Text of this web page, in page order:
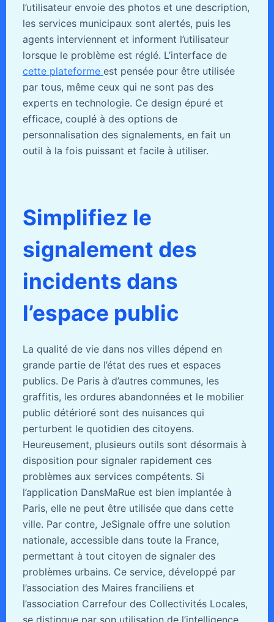
l’utilisateur envoie des photos et une description,
les services municipaux sont alertés, puis les
agents interviennent et informent l’utilisateur
lorsque le problème est réglé. L’interface de
cette plateforme est pensée pour être utilisée
par tous, même ceux qui ne sont pas des
experts en technologie. Ce design épuré et
efficace, couplé à des options de
personnalisation des signalements, en fait un
outil à la fois puissant et facile à utiliser.
Simplifiez le
signalement des
incidents dans
l’espace public
La qualité de vie dans nos villes dépend en
grande partie de l’état des rues et espaces
publics. De Paris à d’autres communes, les
graffitis, les ordures abandonnées et le mobilier
public détérioré sont des nuisances qui
perturbent le quotidien des citoyens.
Heureusement, plusieurs outils sont désormais à
disposition pour signaler rapidement ces
problèmes aux services compétents. Si
l’application DansMaRue est bien implantée à
Paris, elle ne peut être utilisée que dans cette
ville. Par contre, JeSignale offre une solution
nationale, accessible dans toute la France,
permettant à tout citoyen de signaler des
problèmes urbains. Ce service, développé par
l’association des Maires franciliens et
l’association Carrefour des Collectivités Locales,